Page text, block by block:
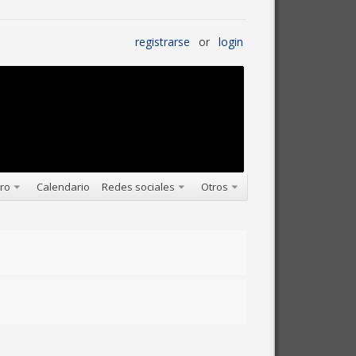
registrarse or login
Calendario Redes sociales Otros